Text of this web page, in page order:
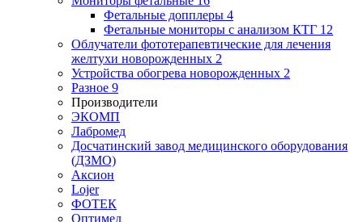
Фетальные допплеры 4
Фетальные мониторы с анализом КТГ 12
Облучатели фототерапевтические для лечения
желтухи новорожденных 2
Устройства обогрева новорожденных 2
Разное 9
Производители
ЭКОМП
Лабромед
Досчатинский завод медицинского оборудования
(ДЗМО)
Аксион
Lojer
ФОТЕК
Оптимед